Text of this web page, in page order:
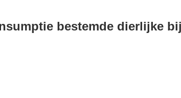
bestemde dierlijke